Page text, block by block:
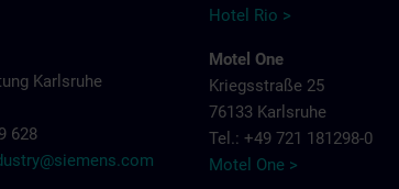
Karlsruhe
628
Hotel Rio >
Motel One
Kriegsstraße 25
76133 Karlsruhe
Tel.: +49 721 181298-0
Motel One >